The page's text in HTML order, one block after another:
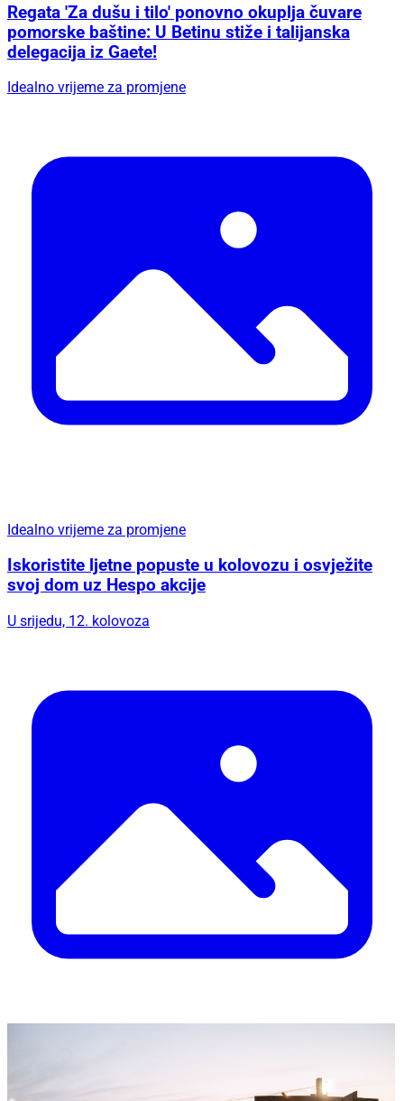
Regata 'Za dušu i tilo' ponovno okuplja čuvare
pomorske baštine: U Betinu stiže i talijanska
delegacija iz Gaete!
Idealno vrijeme za promjene
Iskoristite ljetne popuste u kolovozu i osvježite
U srijedu, 12. kolovoza